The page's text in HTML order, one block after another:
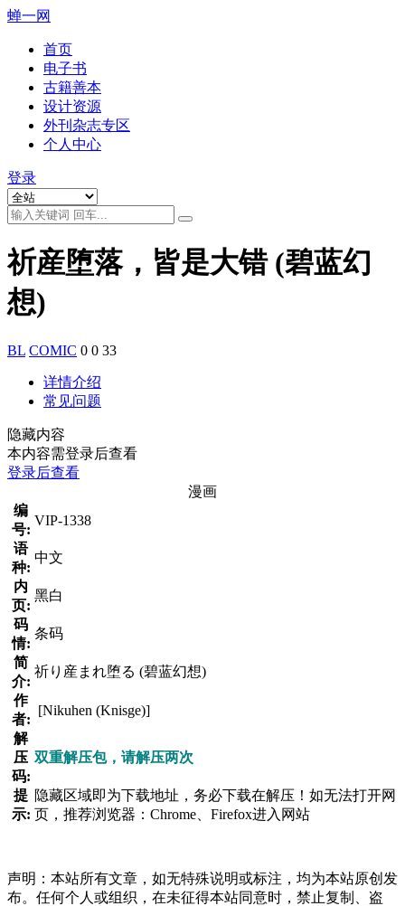
蝉一网
首页
电子书
古籍善本
设计资源
外刊杂志专区
个人中心
登录
祈産堕落，皆是大错 (碧蓝幻
想)
BL COMIC 0 0 33
详情介绍
常见问题
隐藏内容
本内容需登录后查看
登录后查看
漫画
编
号:
VIP-1338
语
种:
中文
内
页:
黑白
码
情:
条码
简
介:
祈り産まれ堕る (碧蓝幻想)
作
者:
[Nikuhen (Knisge)]
解
压
码:
双重解压包，请解压两次
提
示:
隐藏区域即为下载地址，务必下载在解压！如无法打开网
页，推荐浏览器：Chrome、Firefox进入网站
声明：本站所有文章，如无特殊说明或标注，均为本站原创发
布。任何个人或组织，在未征得本站同意时，禁止复制、盗